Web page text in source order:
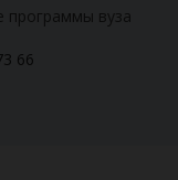
программы вуза
66